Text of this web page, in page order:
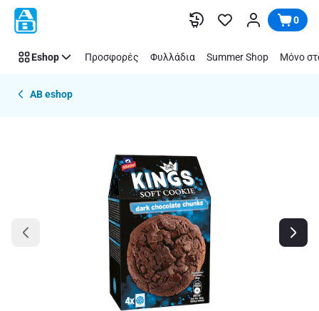
Παράλειψη 0
Eshop Προσφορές Φυλλάδια Summer Shop Μόνο
AB eshop